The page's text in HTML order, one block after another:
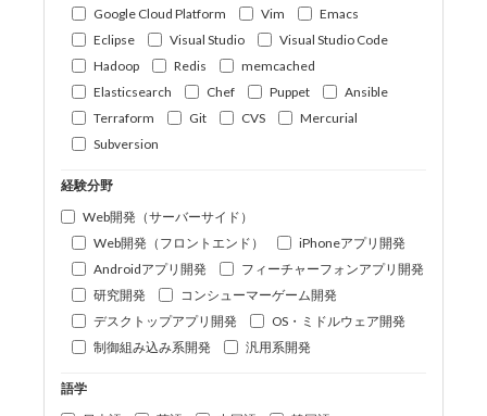
Google Cloud Platform
Vim
Emacs
Eclipse
Visual Studio
Visual Studio Code
Hadoop
Redis
memcached
Elasticsearch
Chef Puppet
Ansible
Terraform
Git CVS
Mercurial
Subversion
経験分野
Web開発（サーバーサイド）
Web開発（フロントエンド）
iPhoneアプリ開発
Androidアプリ開発
フィーチャーフォンアプリ開発
研究開発
コンシューマーゲーム開発
デスクトップアプリ開発
OS・ミドルウェア開発
制御組み込み系開発
汎用系開発
語学